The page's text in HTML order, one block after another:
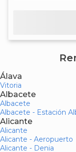
Álava
Vitoria
Albacete
Albacete
Albacete - Estación
Alicante
Alicante
Alicante - Aeropuerto
Alicante - Denia